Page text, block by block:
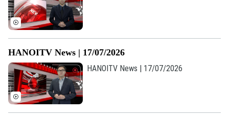
HANOITV News | 17/07/2026
HANOITV News | 17/07/2026